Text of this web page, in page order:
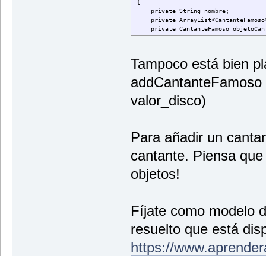
{
private String nombre;
private
private CantanteFamoso
Tampoco está bien
valor_disco)
Para añadir un
cantante. Piensa
objetos!
Fíjate como modelo
resuelto que está
https://